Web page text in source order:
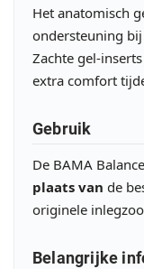
Het anatomisch
ondersteuning
Zachte gel-
extra comfort
Gebruik
De BAMA
plaats van de
originele
Belangrijke